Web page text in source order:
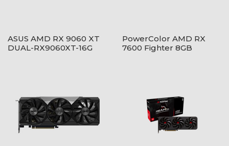
ASUS AMD RX 9060 XT
DUAL-RX9060XT-16G
PowerColor AMD RX
7600 Fighter 8GB